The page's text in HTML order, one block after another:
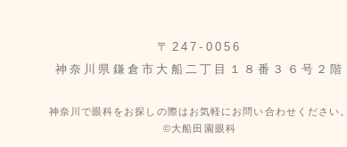
〒247-0056
神奈川県鎌倉市大船二丁目１８番３６号２階
神奈川で眼科をお探しの際はお気軽にお問い合わせください。
©大船田園眼科